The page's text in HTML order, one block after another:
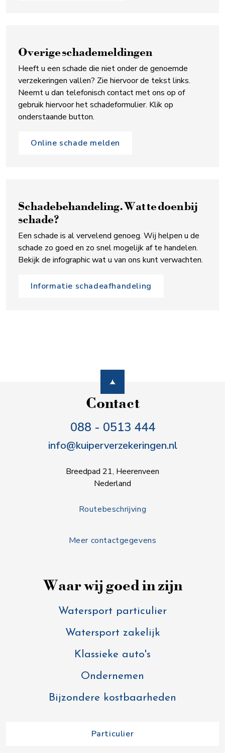
Overige schademeldingen
Heeft u een schade die niet onder de genoemde
verzekeringen vallen? Zie hiervoor de tekst links.
Neemt u dan telefonisch contact met ons op of
gebruik hiervoor het schadeformulier. Klik op
onderstaande button.
Online schade melden
Schadebehandeling. Wat te doen bij
schade?
Een schade is al vervelend genoeg. Wij helpen u de
schade zo goed en zo snel mogelijk af te handelen.
Bekijk de infographic wat u van ons kunt verwachten.
Informatie schadeafhandeling
Waar wij goed in zijn
Watersport particulier
Watersport zakelijk
Klassieke auto's
Ondernemen
Bijzondere kostbaarheden
Particulier
Contact
088 - 0513 444
info@kuiperverzekeringen.nl
Breedpad 21, Heerenveen
Nederland
Routebeschrijving
Meer contactgegevens